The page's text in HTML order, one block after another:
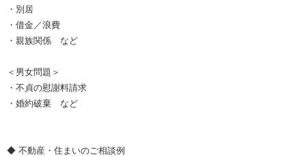
・別居
・借金／浪費
・親族関係 など
＜男女問題＞
・不貞の慰謝料請求
・婚約破棄 など
◆ 不動産・住まいのご相談例